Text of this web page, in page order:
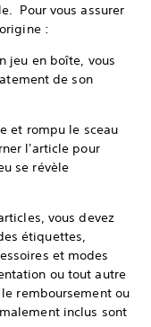
Pour vous assurer
:
jeu en boîte, vous
de son
et rompu le sceau
l'article pour
se révèle
vous devez
étiquettes,
et modes
ou tout autre
remboursement ou
inclus sont